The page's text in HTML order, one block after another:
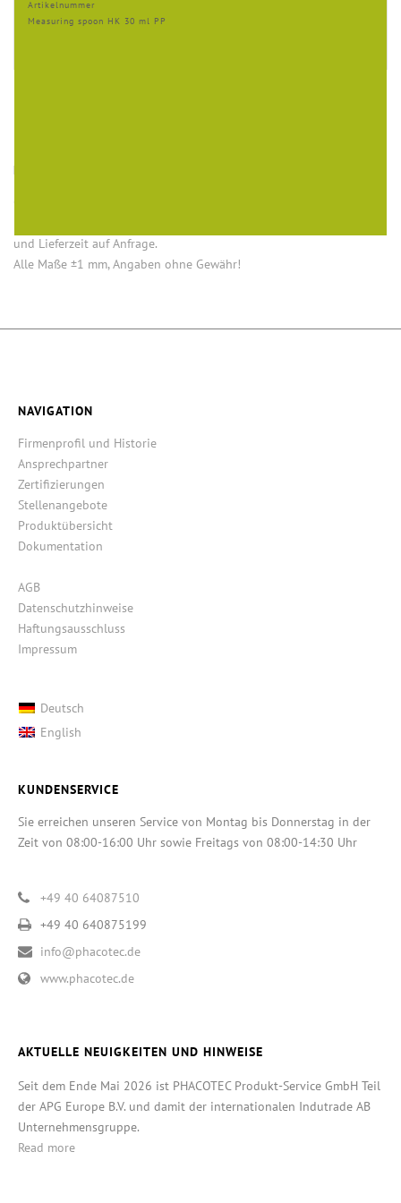
Artikelnummer
Measuring spoon HK 30 ml PP
HINWEISE
und Lieferzeit auf Anfrage.
Alle Maße ±1 mm, Angaben ohne Gewähr!
NAVIGATION
Firmenprofil und Historie
Ansprechpartner
Zertifizierungen
Stellenangebote
Produktübersicht
Dokumentation
AGB
Datenschutzhinweise
Haftungsausschluss
Impressum
Deutsch
English
KUNDENSERVICE
Sie erreichen unseren Service von Montag bis Donnerstag in der
Zeit von 08:00-16:00 Uhr sowie Freitags von 08:00-14:30 Uhr
+49 40 64087510
+49 40 640875199
info@phacotec.de
www.phacotec.de
AKTUELLE NEUIGKEITEN UND HINWEISE
Seit dem Ende Mai 2026 ist PHACOTEC Produkt-Service GmbH Teil
der APG Europe B.V. und damit der internationalen Indutrade AB
Unternehmensgruppe.
Read more